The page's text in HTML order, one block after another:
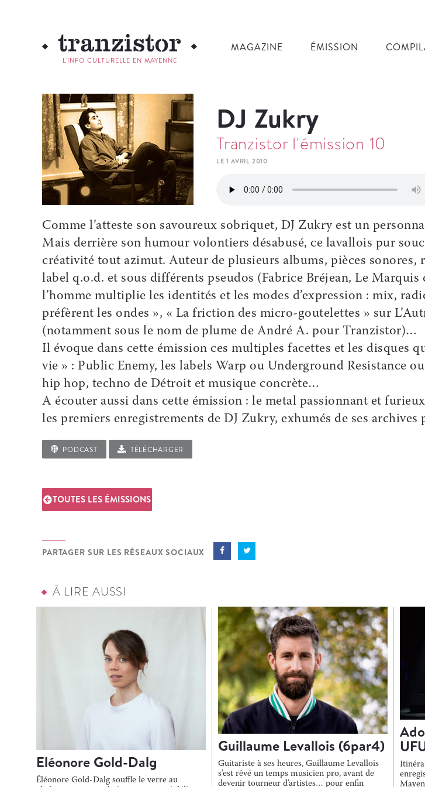
L'INFO CULTURELLE EN MAYENNE
MAGAZINE ÉMISSION
DJ Zukry
Tranzistor l'émission 10
LE 1 AVRIL 2010
Comme l’atteste son savoureux sobriquet, DJ Zukry est un
Mais derrière son humour volontiers désabusé, ce lavallois pur
créativité tout azimut. Auteur de plusieurs albums, pièces sonores,
label q.o.d. et sous différents pseudos (Fabrice Bréjean, Le Marquis
l’homme multiplie les identités et les modes d’expression : mix,
préfèrent les ondes », « La friction des micro-goutelettes » sur
(notamment sous le nom de plume de André A. pour Tranzistor)…
Il évoque dans cette émission ces multiples facettes et les disques
vie » : Public Enemy, les labels Warp ou Underground Resistance
hip hop, techno de Détroit et musique concrète…
A écouter aussi dans cette émission : le metal passionnant et
les premiers enregistrements de DJ Zukry, exhumés de ses archives
PODCAST TÉLÉCHARGER
TOUTES LES ÉMISSIONS
PARTAGER SUR LES RÉSEAUX SOCIAUX
À LIRE AUSSI
Eléonore Gold-Dalg
Éléonore Gold-Dalg souffle le verre au
Guillaume Levallois (6par4)
Guitariste à ses heures, Guillaume Levallois
s’est rêvé un temps musicien pro, avant de
devenir tourneur d’artistes… pour enfin